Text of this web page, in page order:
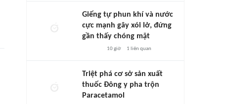
Giếng tự phun khí và nước
cực mạnh gây xói lở, đứng
gần thấy chóng mặt
10 giờ 1 liên quan
Triệt phá cơ sở sản xuất
thuốc Đông y pha trộn
Paracetamol